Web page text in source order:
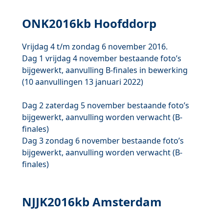
ONK2016kb Hoofddorp
Vrijdag 4 t/m zondag 6 november 2016.
Dag 1 vrijdag 4 november bestaande foto’s
bijgewerkt, aanvulling B-finales in bewerking
(10 aanvullingen 13 januari 2022)
Dag 2 zaterdag 5 november bestaande foto’s
bijgewerkt, aanvulling worden verwacht (B-
finales)
Dag 3 zondag 6 november bestaande foto’s
bijgewerkt, aanvulling worden verwacht (B-
finales)
NJJK2016kb Amsterdam